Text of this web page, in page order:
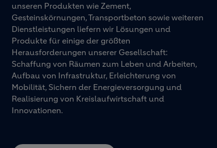
unseren Produkten wie Zement,
Gesteinskörnungen, Transportbeton sowie weiteren
Dienstleistungen liefern wir Lösungen und
Produkte für einige der größten
Herausforderungen unserer Gesellschaft:
Schaffung von Räumen zum Leben und Arbeiten,
Aufbau von Infrastruktur, Erleichterung von
Mobilität, Sichern der Energieversorgung und
Realisierung von Kreislaufwirtschaft und
Innovationen.